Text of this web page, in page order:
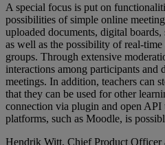
A special focus is put on
possibilities of simple online
uploaded documents, digital
as well as the possibility of real-
groups. Through extensive
interactions among participants and
meetings. In addition, teachers can
that they can be used for other
connection via plugin and open API
platforms, such as Moodle, is
Hendrik Witt, Chief Product